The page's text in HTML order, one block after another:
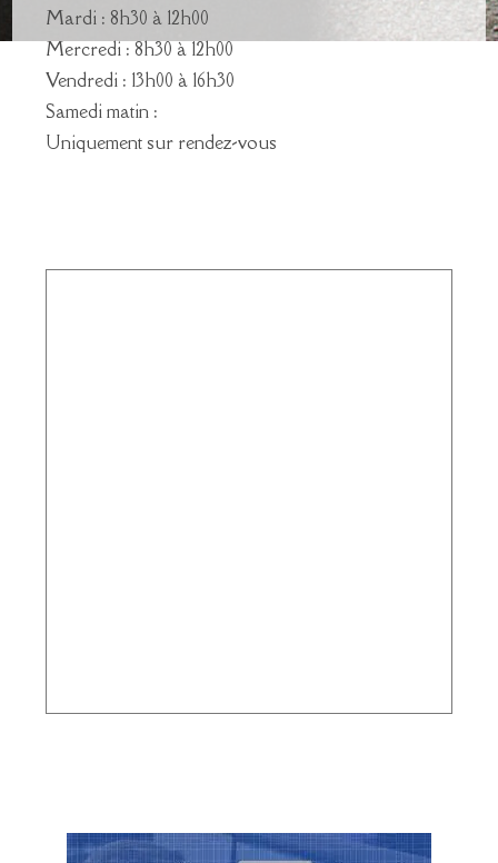
Mardi : 8h30 à 12h00
Mercredi : 8h30 à 12h00
Vendredi : 13h00 à 16h30
Samedi matin :
Uniquement sur rendez-vous